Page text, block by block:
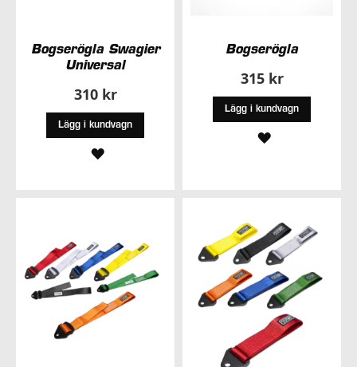
Bogserögla Swagier
Universal
310 kr
Lägg i kundvagn
LÄGG
Bogserögla
315 kr
Lägg i kundvagn
LÄGG
ÖNSKELISTA